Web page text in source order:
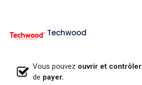
Techwood
Vous pouvez ouvrir et contrôler
de payer.